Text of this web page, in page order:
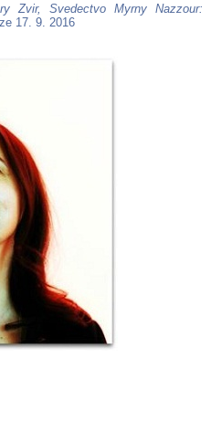
Zvir, Svedectvo Myrny Nazzour:
17. 9. 2016